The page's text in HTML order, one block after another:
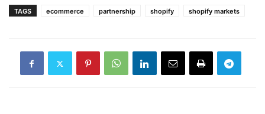
TAGS ecommerce partnership shopify shopify markets